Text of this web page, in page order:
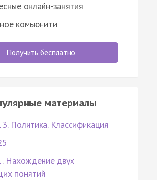
онлайн-занятия
комьюнити
Получить бесплатно
материалы
Политика. Классификация
Нахождение двух
понятий